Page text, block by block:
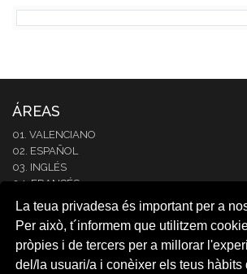
La teua privadesa és important per a
Per això, t´informem que utilitzem
pròpies i de tercers per a millorar
del/la usuari/a i conèixer els teus hàbits
ÁREAS
01. VALENCIANO
02. ESPAÑOL
03. INGLÉS
04. FRANCÉS
05. ITALIANO
06. ALEMÁN
07. PORTUGUÉS
08. COREANO
09. ÁRABE